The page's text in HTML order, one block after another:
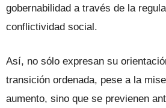
gobernabilidad a través de la
conflictividad social.
Así, no sólo expresan su
transición ordenada, pese a la
aumento, sino que se previenen